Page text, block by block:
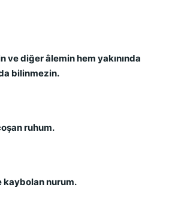
ve diğer âlemin hem yakınında
bilinmezin.
ruhum.
kaybolan nurum.